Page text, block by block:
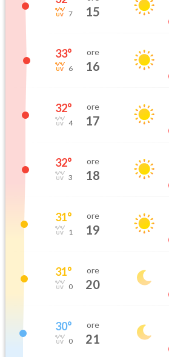
7 15
33°
6
ore
16
32°
4
ore
17
32°
3
ore
18
31°
1
ore
19
31°
0
ore
20
30°
0
ore
21